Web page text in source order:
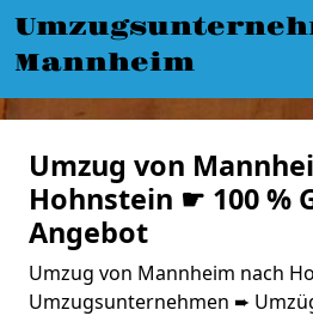
Mannheim
Umzug von
Hohnstein ☛ 100 %
Angebot
Umzug von Mannheim nach
Umzugsunternehmen ➨